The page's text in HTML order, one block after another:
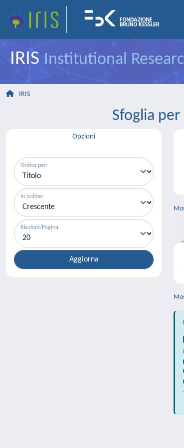
IRISInstitutional
IRIS
Sfoglia per
Opzioni
Ordina per:
In ordine:
Risultati/Pagina